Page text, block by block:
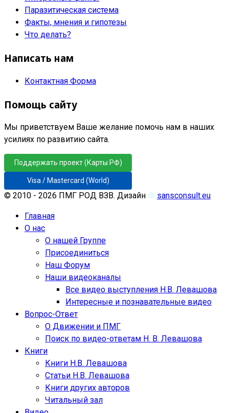
Паразитическая система
Факты, мнения и гипотезы
Что делать?
Написать нам
Контактная Форма
Помощь сайту
Мы приветствуем Ваше желание помочь нам в наших
усилиях по развитию сайта.
Поддержать проект (Карты РФ)
Visa / Mastercard (World)
© 2010 - 2026 ПМГ РОД ВЗВ. Дизайн ♲ sansconsult.eu
Главная
О нас
О нашей Группе
Присоединиться
Наш Форум
Наши видеоканалы
Все видео выступления Н.В. Левашова
Интересные и познавательные видео
Вопрос-Ответ
О Движении и ПМГ
Поиск по видео-ответам Н. В. Левашова
Книги
Книги Н.В. Левашова
Статьи Н.В. Левашова
Книги других авторов
Читальный зал